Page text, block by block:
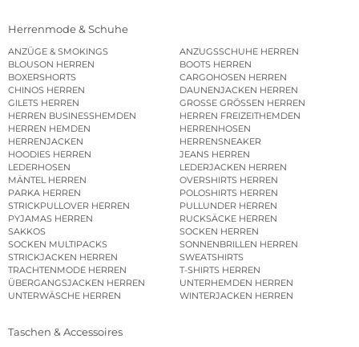
Herrenmode & Schuhe
ANZÜGE & SMOKINGS
ANZUGSSCHUHE HERREN
BLOUSON HERREN
BOOTS HERREN
BOXERSHORTS
CARGOHOSEN HERREN
CHINOS HERREN
DAUNENJACKEN HERREN
GILETS HERREN
GROSSE GRÖSSEN HERREN
HERREN BUSINESSHEMDEN
HERREN FREIZEITHEMDEN
HERREN HEMDEN
HERRENHOSEN
HERRENJACKEN
HERRENSNEAKER
HOODIES HERREN
JEANS HERREN
LEDERHOSEN
LEDERJACKEN HERREN
MÄNTEL HERREN
OVERSHIRTS HERREN
PARKA HERREN
POLOSHIRTS HERREN
STRICKPULLOVER HERREN
PULLUNDER HERREN
PYJAMAS HERREN
RUCKSÄCKE HERREN
SAKKOS
SOCKEN HERREN
SOCKEN MULTIPACKS
SONNENBRILLEN HERREN
STRICKJACKEN HERREN
SWEATSHIRTS
TRACHTENMODE HERREN
T-SHIRTS HERREN
ÜBERGANGSJACKEN HERREN
UNTERHEMDEN HERREN
UNTERWÄSCHE HERREN
WINTERJACKEN HERREN
Taschen & Accessoires